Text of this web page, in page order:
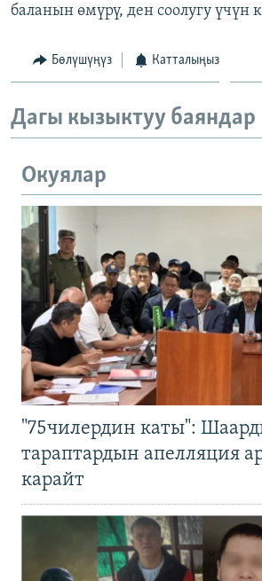
баланын өмүрү, ден соолугу үчүн
Бөлүшүңүз Катталыңыз
Дагы кызыктуу баяндар
Окуялар
"75чилердин каты":
тараптардын апелляция
карайт